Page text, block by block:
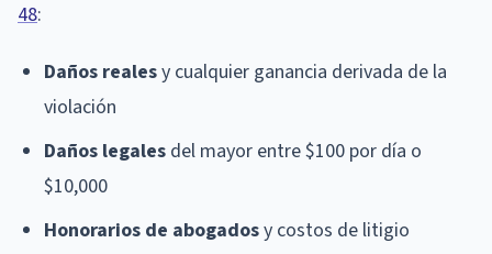
48:
Daños realesy cualquier ganancia derivada de la
violación
Daños legales del mayor entre $100 por día o
$10,000
Honorarios de abogadosy costos de litigio